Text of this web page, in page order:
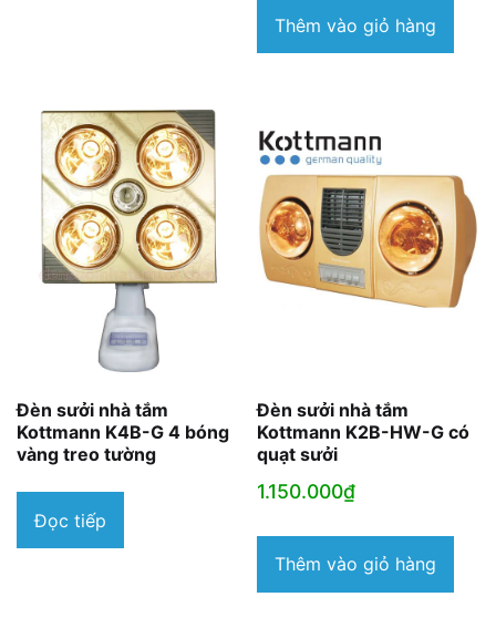
Thêm vào giỏ hàng
Đèn sưởi nhà tắm
Kottmann K4B-G 4 bóng
vàng treo tường
Đọc tiếp
Đèn sưởi nhà tắm
Kottmann K2B-HW-G có
quạt sưởi
1.150.000₫
Thêm vào giỏ hàng